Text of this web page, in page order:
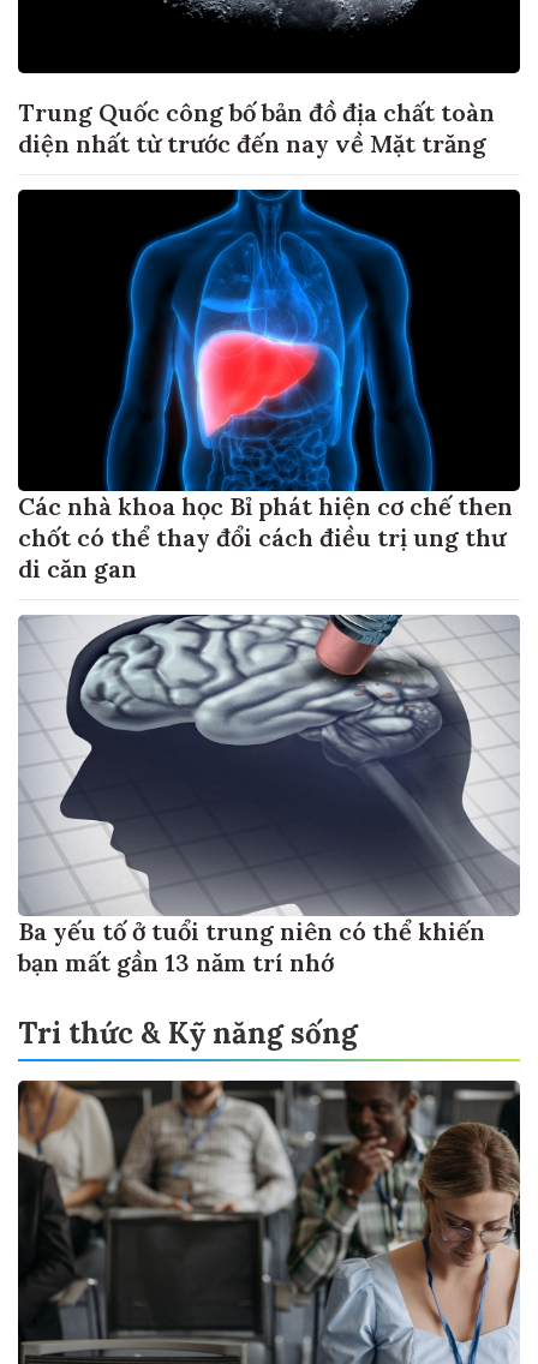
Trung Quốc công bố bản đồ địa chất toàn
diện nhất từ trước đến nay về Mặt trăng
Các nhà khoa học Bỉ phát hiện cơ chế then
chốt có thể thay đổi cách điều trị ung thư
di căn gan
Ba yếu tố ở tuổi trung niên có thể khiến
bạn mất gần 13 năm trí nhớ
Tri thức & Kỹ năng sống